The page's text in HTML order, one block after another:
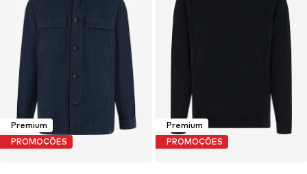
Premium
PROMOÇÕES
Premium
PROMOÇÕES